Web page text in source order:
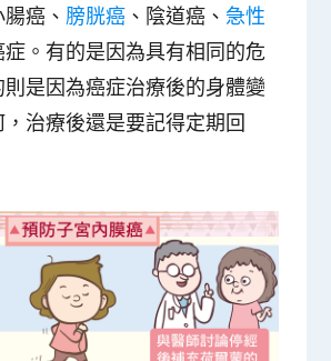
腸癌、 膀胱癌 、陰道癌、 急性
。有的是因為具有相同的危
是因為癌症治療後的身體變
治療後還是要記得定期回